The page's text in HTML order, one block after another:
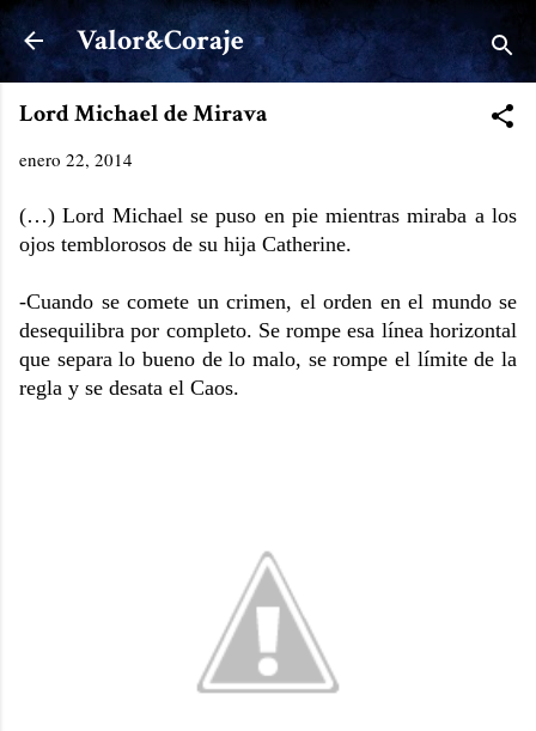
Ir al contenido principal
Valor&Coraje
Lord Michael de Mirava
enero 22, 2014
(…) Lord Michael se puso en pie mientras miraba a los
ojos temblorosos de su hija Catherine.
-Cuando se comete un crimen, el orden en el mundo se
desequilibra por completo. Se rompe esa línea horizontal
que separa lo bueno de lo malo, se rompe el límite de la
regla y se desata el Caos.